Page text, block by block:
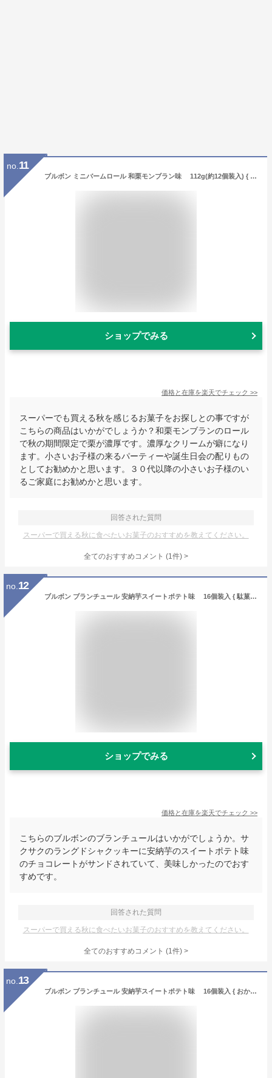
no. 11
ブルボン ミニバームロール 和栗モンブラン味 112g(約12個装入) { 駄菓子 お菓子 限定 秋 栗 マロン モンブラン スイーツ ケーキ ロールケーキ おかし おやつ 景品 お祭り 縁日 問屋 子供 子供会 詰め合わせ 大量 イベント 配布 秋祭り ハロウィン }
ショップでみる
価格と在庫を楽天でチェック >>
スーパーでも買える秋を感じるお菓子をお探しとの事ですが
こちらの商品はいかがでしょうか？和栗モンブランのロール
で秋の期間限定で栗が濃厚です。濃厚なクリームが癖になり
ます。小さいお子様の来るパーティーや誕生日会の配りもの
としてお勧めかと思います。３０代以降の小さいお子様のい
るご家庭にお勧めかと思います。
回答された質問
スーパーで買える秋に食べたいお菓子のおすすめを教えてください。
全てのおすすめコメント (1件) >
no. 12
ブルボン ブランチュール 安納芋スイートポテト味 16個装入 { 駄菓子 お菓子 限定 秋 栗 さつまいも スイートポテト スイーツ クッキー }{ おかし おやつ 景品 お祭り 縁日 問屋 子供 子供会 詰め合わせ 大量 イベント 配布 秋祭り ハロウィン }[25H11]
ショップでみる
価格と在庫を楽天でチェック >>
こちらのブルボンのブランチュールはいかがでしょうか。サ
クサクのラングドシャクッキーに安納芋のスイートポテト味
のチョコレートがサンドされていて、美味しかったのでおす
すめです。
回答された質問
スーパーで買える秋に食べたいお菓子のおすすめを教えてください。
全てのおすすめコメント (1件) >
no. 13
ブルボン ブランチュール 安納芋スイートポテト味 16個装入 { おかし おやつ 景品 お祭り 縁日 問屋 子供 子供会 詰め合わせ 大量 イベント 配布 秋祭り ハロウィン }{ 駄菓子 お菓子 限定 秋 栗 さつまいも スイートポテト クッキー }[25H12] {配送区分D}